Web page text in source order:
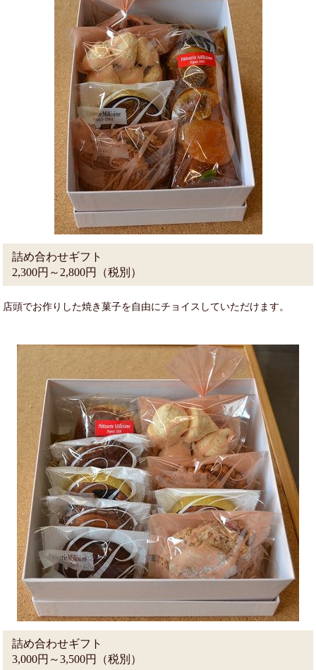
詰め合わせギフト
2,300円～2,800円（税別）
店頭でお作りした焼き菓子を自由にチョイスしていただけます。
詰め合わせギフト
3,000円～3,500円（税別）